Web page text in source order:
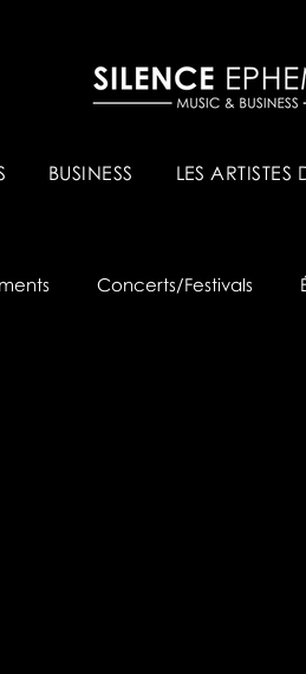
BUSINESS LES
Concerts/Festivals